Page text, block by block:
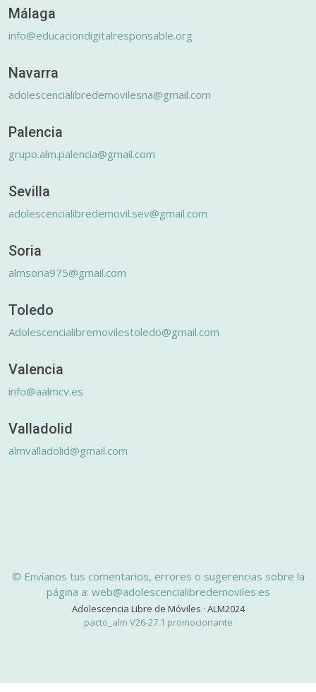
Málaga
info@educaciondigitalresponsable.org
Navarra
adolescencialibredemovilesna@gmail.com
Palencia
grupo.alm.palencia@gmail.com
Sevilla
adolescencialibredemovil.sev@gmail.com
Soria
almsoria975@gmail.com
Toledo
Adolescencialibremovilestoledo@gmail.com
Valencia
info@aalmcv.es
Valladolid
almvalladolid@gmail.com
© Envíanos tus comentarios, errores o sugerencias sobre la
página a: web@adolescencialibredemoviles.es
Adolescencia Libre de Móviles · ALM2024
pacto_alm V26-27.1 promocionante